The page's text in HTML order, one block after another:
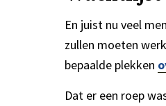
En juist nu veel
zullen moeten
bepaalde plekken
Dat er een roep